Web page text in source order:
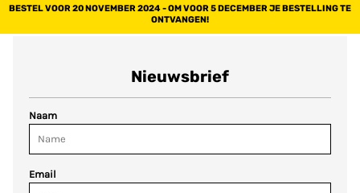
BESTEL VOOR 20 NOVEMBER 2024 - OM VOOR 5 DECEMBER JE BESTELLING TE
ONTVANGEN!
Nieuwsbrief
Naam
Email